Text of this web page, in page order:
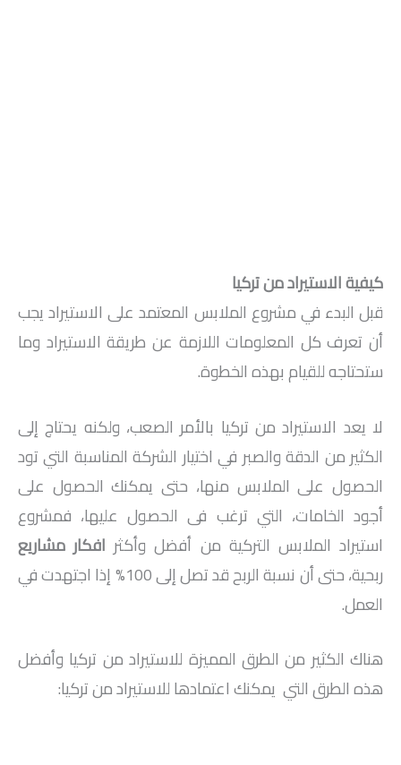
كيفية الاستيراد من تركيا
قبل البدء في مشروع الملابس المعتمد على الاستيراد يجب
أن تعرف كل المعلومات اللازمة عن طريقة الاستيراد وما
ستحتاجه للقيام بهذه الخطوة.
لا يعد الاستيراد من تركيا بالأمر الصعب، ولكنه يحتاج إلى
الكثير من الدقة والصبر في اختيار الشركة المناسبة التي تود
الحصول على الملابس منها، حتى يمكنك الحصول على
أجود الخامات، التي ترغب فى الحصول عليها، فمشروع
استيراد الملابس التركية من أفضل وأكثر افكار مشاريع
ربحية، حتى أن نسبة الربح قد تصل إلى 100% إذا اجتهدت في
العمل.
هناك الكثير من الطرق المميزة للاستيراد من تركيا وأفضل
هذه الطرق التي يمكنك اعتمادها للاستيراد من تركيا: